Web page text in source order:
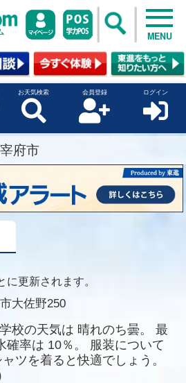
MENU
お天気検索 会員登録 ログイン
府市
に更新されます。
大佐野250
校の天気は 晴れのち曇。
最
確率は 10％。
服装について
ツを着ると快適でしょう。